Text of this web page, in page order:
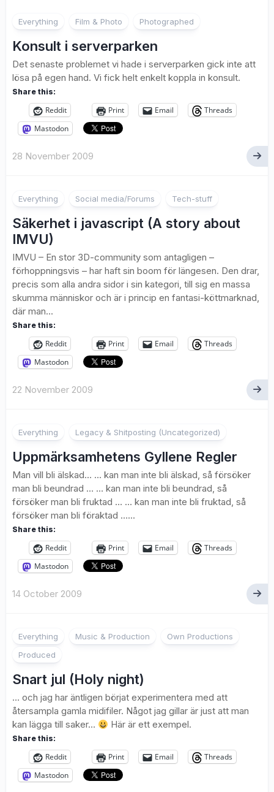
Everything Film & Photo Photographed
Konsult i serverparken
Det senaste problemet vi hade i serverparken gick inte att
lösa på egen hand. Vi fick helt enkelt koppla in konsult.
Share this:
Reddit Print Email
Threads
Mastodon
28 November 2009
Everything Social media/Forums Tech-stuff
Säkerhet i javascript (A story about
IMVU)
IMVU – En stor 3D-community som antagligen –
förhoppningsvis – har haft sin boom för längesen. Den drar,
precis som alla andra sidor i sin kategori, till sig en massa
skumma människor och är i princip en fantasi-köttmarknad,
där man...
Share this:
Reddit Print Email
Threads
Mastodon
22 November 2009
Everything Legacy & Shitposting (Uncategorized)
Uppmärksamhetens Gyllene Regler
Man vill bli älskad… … kan man inte bli älskad, så försöker
man bli beundrad … … kan man inte bli beundrad, så
försöker man bli fruktad … … kan man inte bli fruktad, så
försöker man bli föraktad …...
Share this:
Reddit Print Email
Threads
Mastodon
14 October 2009
Everything Music & Production
Own Productions
Produced
Snart jul (Holy night)
… och jag har äntligen börjat experimentera med att
återsampla gamla midifiler. Något jag gillar är just att man
kan lägga till saker…
Här är ett exempel.
Share this:
Reddit Print Email
Threads
Mastodon